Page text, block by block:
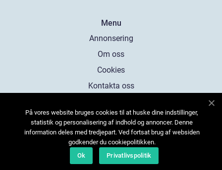
Menu
Annonsering
Om oss
Cookies
Kontakta oss
På vores website bruges cookies til at huske dine indstillinger,
statistik og personalisering af indhold og annoncer. Denne
information deles med tredjepart. Ved fortsat brug af websiden
godkender du cookiepolitikken.
Ok
Privatlivspolitik